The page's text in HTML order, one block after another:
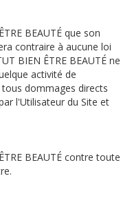
BEAUTÉ que son
contraire à aucune loi
BIEN ÊTRE BEAUTÉ ne
activité de
dommages directs
l'Utilisateur du Site et
BEAUTÉ contre toute